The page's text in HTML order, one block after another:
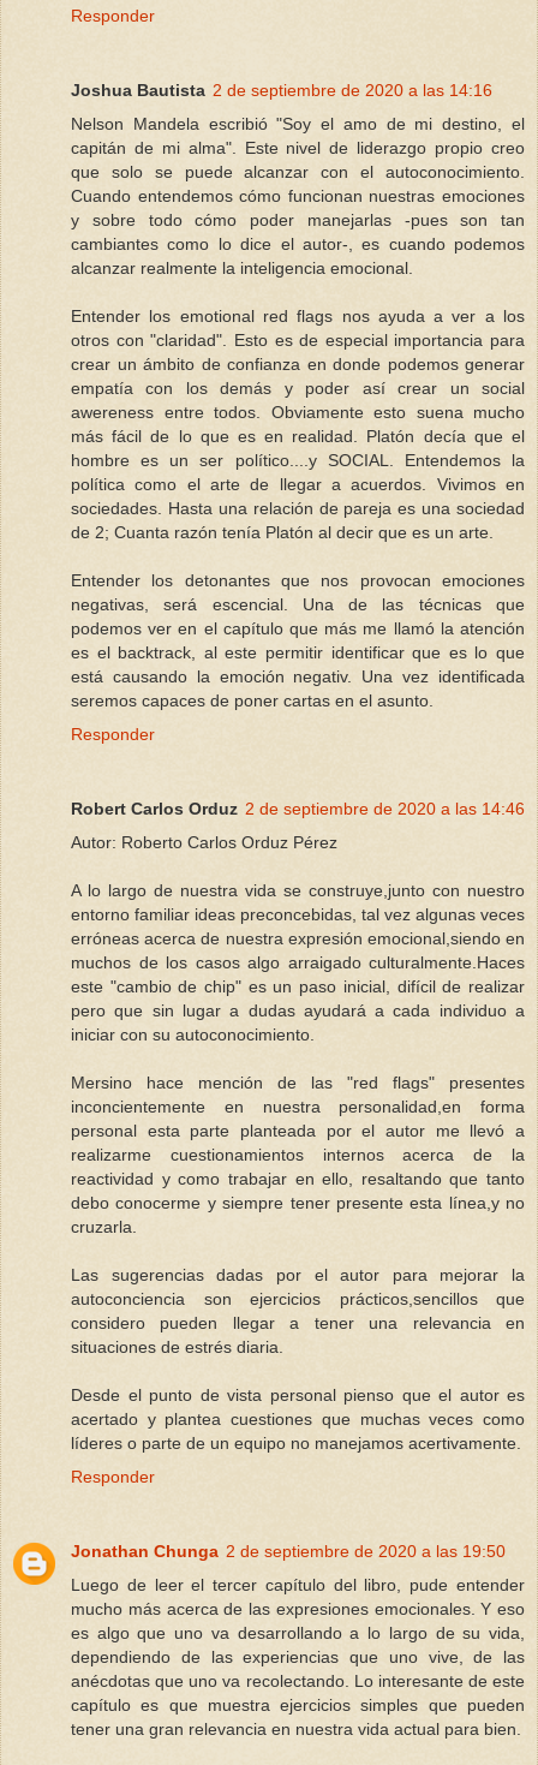
Responder
Joshua Bautista 2 de septiembre de 2020 a las 14:16
Nelson Mandela escribió "Soy el amo de mi destino, el
capitán de mi alma". Este nivel de liderazgo propio creo
que solo se puede alcanzar con el autoconocimiento.
Cuando entendemos cómo funcionan nuestras emociones
y sobre todo cómo poder manejarlas -pues son tan
cambiantes como lo dice el autor-, es cuando podemos
alcanzar realmente la inteligencia emocional.
Entender los emotional red flags nos ayuda a ver a los
otros con "claridad". Esto es de especial importancia para
crear un ámbito de confianza en donde podemos generar
empatía con los demás y poder así crear un social
awereness entre todos. Obviamente esto suena mucho
más fácil de lo que es en realidad. Platón decía que el
hombre es un ser político....y SOCIAL. Entendemos la
política como el arte de llegar a acuerdos. Vivimos en
sociedades. Hasta una relación de pareja es una sociedad
de 2; Cuanta razón tenía Platón al decir que es un arte.
Entender los detonantes que nos provocan emociones
negativas, será escencial. Una de las técnicas que
podemos ver en el capítulo que más me llamó la atención
es el backtrack, al este permitir identificar que es lo que
está causando la emoción negativ. Una vez identificada
seremos capaces de poner cartas en el asunto.
Responder
Robert Carlos Orduz 2 de septiembre de 2020 a las 14:46
Autor: Roberto Carlos Orduz Pérez
A lo largo de nuestra vida se construye,junto con nuestro
entorno familiar ideas preconcebidas, tal vez algunas veces
erróneas acerca de nuestra expresión emocional,siendo en
muchos de los casos algo arraigado culturalmente.Haces
este "cambio de chip" es un paso inicial, difícil de realizar
pero que sin lugar a dudas ayudará a cada individuo a
iniciar con su autoconocimiento.
Mersino hace mención de las "red flags" presentes
inconcientemente en nuestra personalidad,en forma
personal esta parte planteada por el autor me llevó a
realizarme cuestionamientos internos acerca de la
reactividad y como trabajar en ello, resaltando que tanto
debo conocerme y siempre tener presente esta línea,y no
cruzarla.
Las sugerencias dadas por el autor para mejorar la
autoconciencia son ejercicios prácticos,sencillos que
considero pueden llegar a tener una relevancia en
situaciones de estrés diaria.
Desde el punto de vista personal pienso que el autor es
acertado y plantea cuestiones que muchas veces como
líderes o parte de un equipo no manejamos acertivamente.
Responder
Jonathan Chunga 2 de septiembre de 2020 a las 19:50
Luego de leer el tercer capítulo del libro, pude entender
mucho más acerca de las expresiones emocionales. Y eso
es algo que uno va desarrollando a lo largo de su vida,
dependiendo de las experiencias que uno vive, de las
anécdotas que uno va recolectando. Lo interesante de este
capítulo es que muestra ejercicios simples que pueden
tener una gran relevancia en nuestra vida actual para bien.